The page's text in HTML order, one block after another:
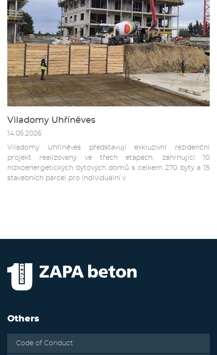
Viladomy Uhříněves
14.05.2026
Viladomy Uhříněves představují exkluzivní rezidenční
projekt realizovaný ve třech etapách, zahrnující 10
nízkoenergetických bytových domů s celkem 270 byty a 15
stavebních parcel pro individuální v
Others
Code of Conduct